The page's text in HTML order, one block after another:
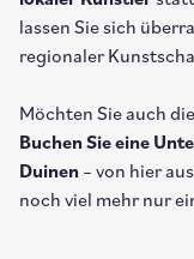
lassen Sie sich
regionaler
Möchten Sie auch
Buchen Sie eine
Duinen – von hier
noch viel mehr nur